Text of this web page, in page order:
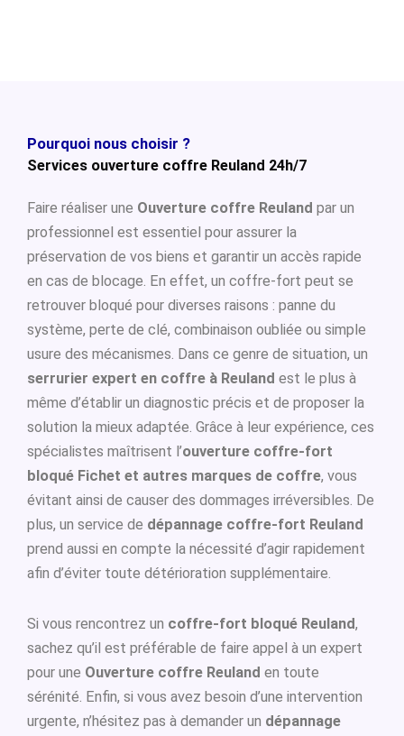
Pourquoi nous choisir ?
Services ouverture coffre Reuland 24h/7
Faire réaliser une Ouverture coffre Reuland par un
professionnel est essentiel pour assurer la
préservation de vos biens et garantir un accès rapide
en cas de blocage. En effet, un coffre-fort peut se
retrouver bloqué pour diverses raisons : panne du
système, perte de clé, combinaison oubliée ou simple
usure des mécanismes. Dans ce genre de situation, un
serrurier expert en coffre à Reuland est le plus à
même d’établir un diagnostic précis et de proposer la
solution la mieux adaptée. Grâce à leur expérience, ces
spécialistes maîtrisent l’ouverture coffre-fort
bloqué Fichet et autres marques de coffre, vous
évitant ainsi de causer des dommages irréversibles. De
plus, un service de dépannage coffre-fort Reuland
prend aussi en compte la nécessité d’agir rapidement
afin d’éviter toute détérioration supplémentaire.
Si vous rencontrez un coffre-fort bloqué Reuland,
sachez qu’il est préférable de faire appel à un expert
pour une Ouverture coffre Reuland en toute
sérénité. Enfin, si vous avez besoin d’une intervention
urgente, n’hésitez pas à demander un dépannage